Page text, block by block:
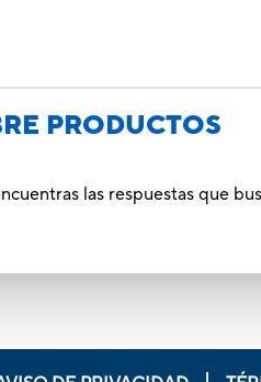
PRODUCTOS
las respuestas que